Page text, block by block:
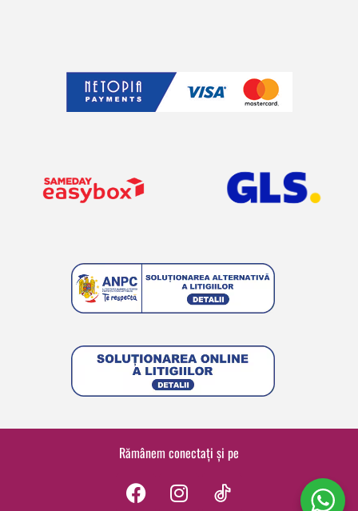
Rămânem conectați și pe
F
I